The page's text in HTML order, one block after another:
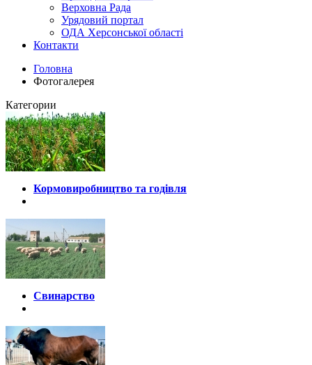
Верховна Рада
Урядовий портал
ОДА Херсонської області
Контакти
Головна
Фотогалерея
Категории
Кормовиробництво та годівля
Свинарство